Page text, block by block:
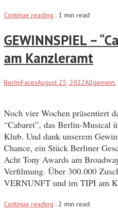
Continue reading . 1 min read
GEWINNSPIEL –
am Kanzleramt
BerlinFacesAugust 25, 2022Allgemein,
Noch vier Wochen präsentiert
“Cabaret”, das Berlin-Musical
Klub. Und dank unserem
Chance, ein Stück Berliner
Acht Tony Awards am
Verfilmung. Über 300.000
VERNUNFT und im TIPI am
Continue reading . 2 min read